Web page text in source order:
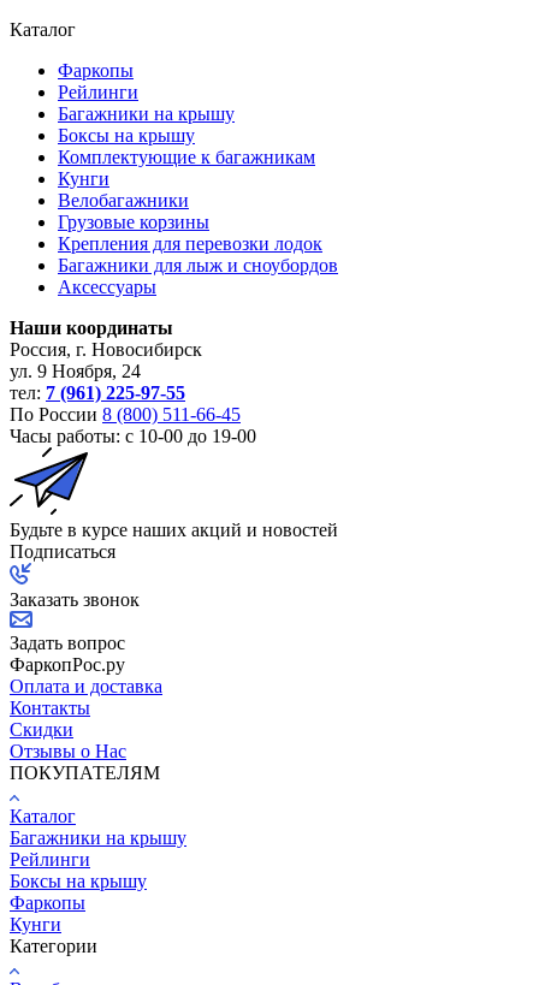
Каталог
Фаркопы
Рейлинги
Багажники на крышу
Боксы на крышу
Комплектующие к багажникам
Кунги
Велобагажники
Грузовые корзины
Крепления для перевозки лодок
Багажники для лыж и сноубордов
Аксессуары
Наши координаты
Россия, г. Новосибирск
ул. 9 Ноября, 24
тел: 7 (961) 225-97-55
По России 8 (800) 511-66-45
Часы работы: с 10-00 до 19-00
Будьте в курсе наших акций и новостей
Подписаться
Заказать звонок
Задать вопрос
ФаркопРос.ру
Оплата и доставка
Контакты
Скидки
Отзывы о Нас
ПОКУПАТЕЛЯМ
Каталог
Багажники на крышу
Рейлинги
Боксы на крышу
Фаркопы
Кунги
Категории